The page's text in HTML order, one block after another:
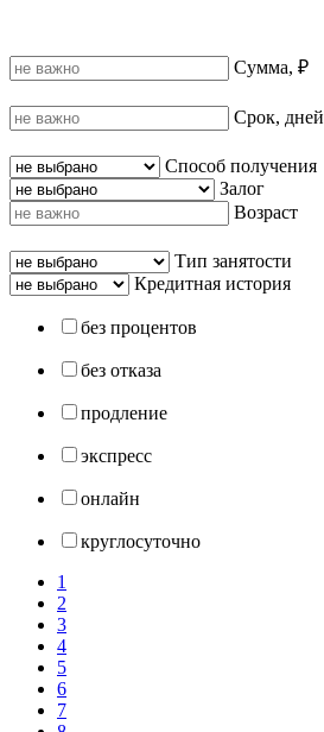
Сумма, ₽
Срок, дней
Способ получения
Залог
Возраст
Тип занятости
Кредитная история
без процентов
без отказа
продление
экспресс
онлайн
круглосуточно
1
2
3
4
5
6
7